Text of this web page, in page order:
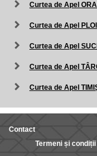
Curtea de Apel
Curtea de Apel
Curtea de Apel
Curtea de Apel
Curtea de Apel
Contact
Termeni și